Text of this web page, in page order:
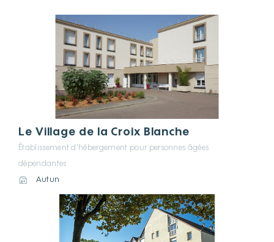
Le Village de la Croix Blanche
Établissement d'hébergement pour personnes âgées
dépendantes
Autun